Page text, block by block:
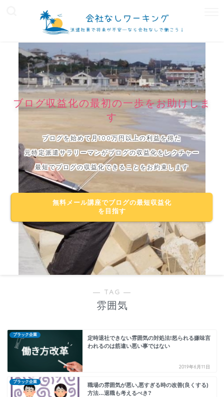
ブログ収益化の最初の一歩をお助けしま
す
ブログを始めて月100万円以上の利益を得た
元特定派遣サラリーマンがブログの収益化をレクチャー
最短でブログの収益化できることをお約束します
無料メール講座でブログの最短収益化
を目指す
― TAG ―
雰囲気
ブラック企業
定時退社できない雰囲気の対処法!怒られる嫌味言
われるのは筋違い悪い事ではない
2019年6月11日
ブラック企業
職場の雰囲気が悪い,悪すぎる時の改善(良くする)
方法…退職も考えるべき?